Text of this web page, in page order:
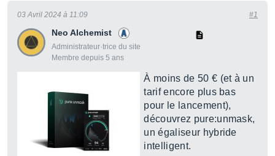
Neo Alchemist
Administrateur·trice du site
Membre depuis 5 ans
03 Avril 2024 à 11:09 #1
À moins de 50 € (et à un
tarif encore plus bas
pour le lancement),
découvrez pure:unmask,
un égaliseur hybride
intelligent.